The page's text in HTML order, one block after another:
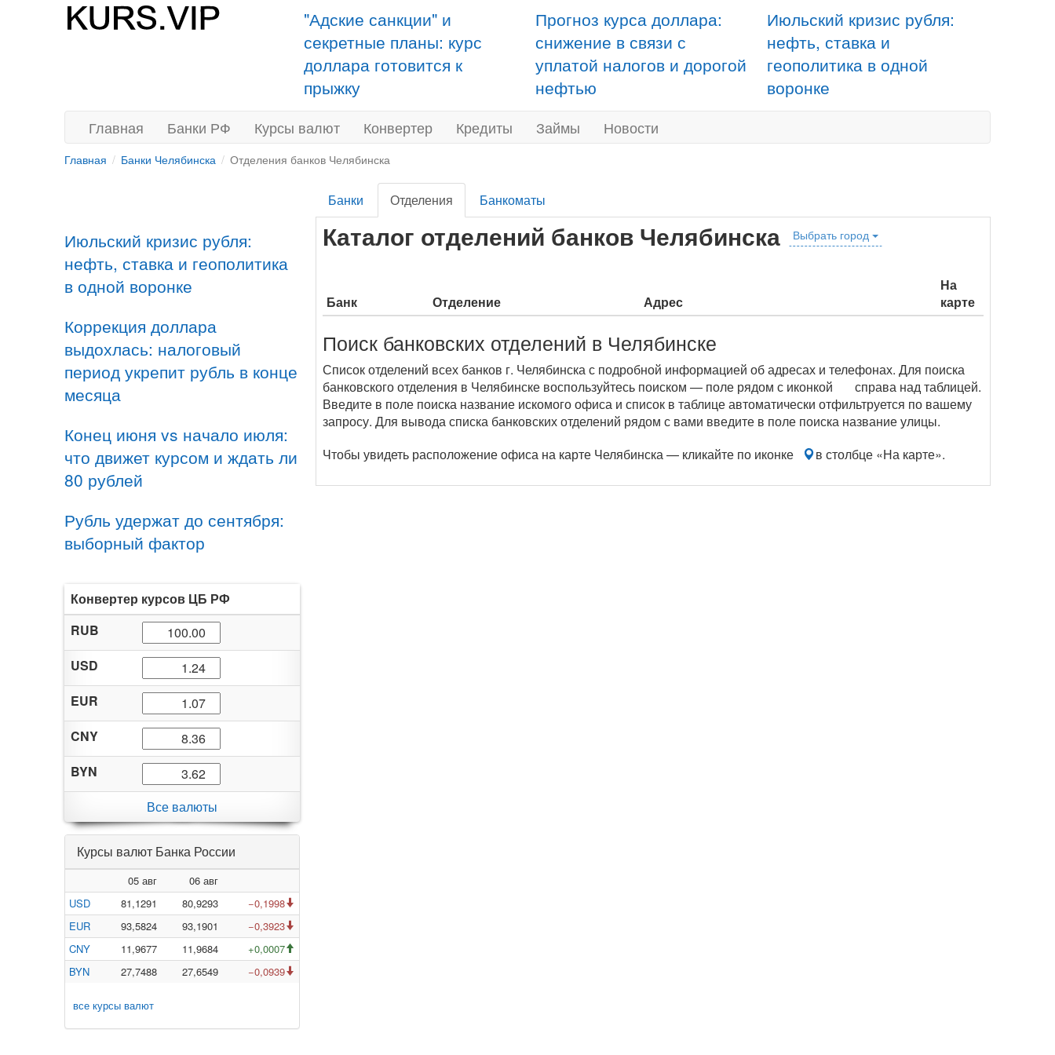
"Адские санкции" и
секретные планы: курс
доллара готовится к
прыжку
Прогноз курса доллара:
снижение в связи с
уплатой налогов и дорогой
нефтью
Июльский кризис рубля:
нефть, ставка и
геополитика в одной
воронке
Главная Банки РФ Курсы валют Конвертер Кредиты Займы Новости
Главная Банки Челябинска Отделения банков Челябинска
Июльский кризис рубля:
нефть, ставка и геополитика
в одной воронке
Коррекция доллара
выдохлась: налоговый
период укрепит рубль в конце
месяца
Конец июня vs начало июля:
что движет курсом и ждать ли
80 рублей
Рубль удержат до сентября:
выборный фактор
Конвертер курсов ЦБ РФ
RUB
USD
EUR
CNY
BYN
Все валюты
Курсы валют Банка России
05 авг
06 авг
USD
81,1291 80,9293
−0,1998
EUR
93,5824 93,1901
−0,3923
CNY
11,9677 11,9684
+0,0007
BYN
27,7488 27,6549 −0,0939
все курсы валют
Банки Отделения Банкоматы
Каталог отделений банков Челябинска Выбрать город
Банк Отделение Адрес
На
карте
Поиск банковских отделений в Челябинске
Список отделений всех банков г. Челябинска с подробной информацией об адресах и телефонах. Для поиска
банковского отделения в Челябинске воспользуйтесь поиском — поле рядом с иконкой
справа над таблицей.
Введите в поле поиска название искомого офиса и список в таблице автоматически отфильтруется по вашему
запросу. Для вывода списка банковских отделений рядом с вами введите в поле поиска название улицы.
Чтобы увидеть расположение офиса на карте Челябинска — кликайте по иконке
в столбце «На карте».